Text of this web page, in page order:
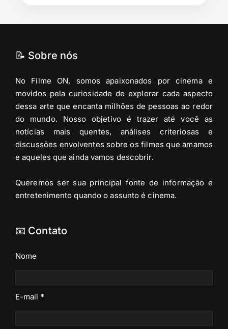
📝 Sobre nós
No Filme ON, somos apaixonados por cinema e
movidos pela curiosidade de explorar cada aspecto
dessa arte que encanta milhões de pessoas ao redor
do mundo. Nosso objetivo é trazer até você as
notícias mais quentes, análises criteriosas e
discussões envolventes sobre os filmes que amamos
e aqueles que ainda vamos descobrir.
Queremos ser sua principal fonte de informação e
entretenimento quando o assunto é cinema.
📧 Contato
Nome
E-mail *